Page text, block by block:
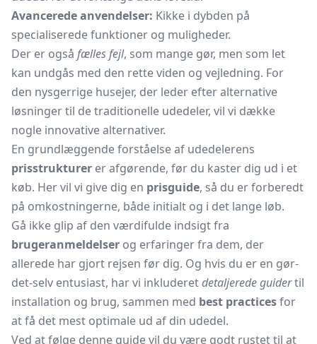
Avancerede anvendelser: Kikke i dybden på
specialiserede funktioner og muligheder.
Der er også fælles fejl, som mange gør, men som let
kan undgås med den rette viden og vejledning. For
den nysgerrige husejer, der leder efter alternative
løsninger til de traditionelle udedeler, vil vi dække
nogle innovative alternativer.
En grundlæggende forståelse af udedelerens
prisstrukturer er afgørende, før du kaster dig ud i et
køb. Her vil vi give dig en prisguide, så du er forberedt
på omkostningerne, både initialt og i det lange løb.
Gå ikke glip af den værdifulde indsigt fra
brugeranmeldelser og erfaringer fra dem, der
allerede har gjort rejsen før dig. Og hvis du er en gør-
det-selv entusiast, har vi inkluderetdetaljerede guidertil
installation og brug, sammen med best practicesfor
at få det mest optimale ud af din udedel.
Ved at følge denne guide vil du være godt rustet til at